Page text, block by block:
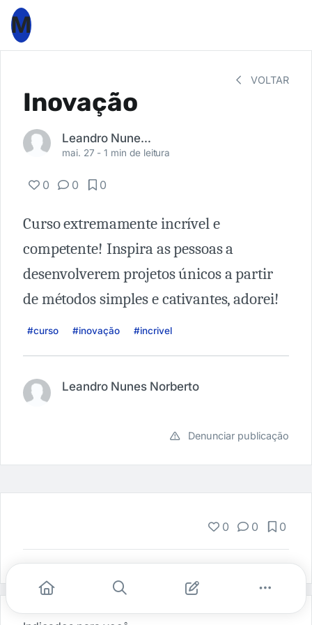
M
VOLTAR
Inovação
Leandro Nunes Norberto
mai. 27 -1 min de leitura
0 0 0
Curso extremamente incrível e
competente! Inspira as pessoas a
desenvolverem projetos únicos a partir
de métodos simples e cativantes, adorei!
#curso #inovação #incrivel
Leandro Nunes Norberto
Denunciar publicação
0 0 0